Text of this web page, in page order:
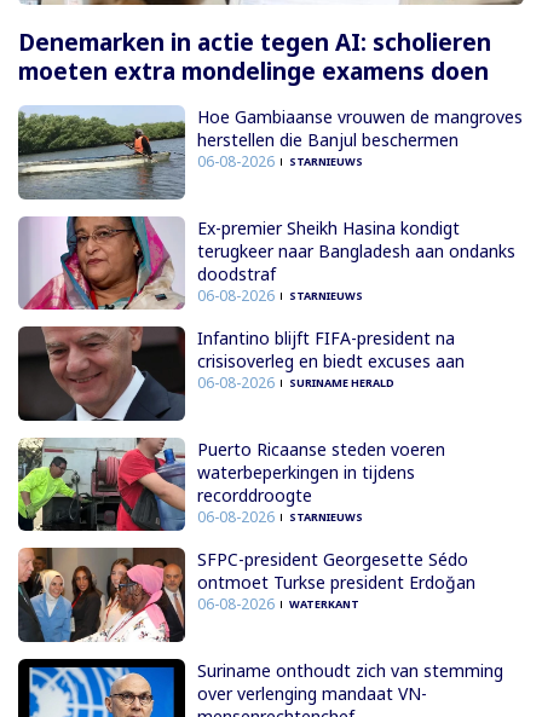
Denemarken in actie tegen AI: scholieren
moeten extra mondelinge examens doen
Hoe Gambiaanse vrouwen de mangroves
herstellen die Banjul beschermen
06-08-2026 STARNIEUWS
Ex-premier Sheikh Hasina kondigt
terugkeer naar Bangladesh aan ondanks
doodstraf
06-08-2026 STARNIEUWS
Infantino blijft FIFA-president na
crisisoverleg en biedt excuses aan
06-08-2026 SURINAME HERALD
Puerto Ricaanse steden voeren
waterbeperkingen in tijdens
recorddroogte
06-08-2026 STARNIEUWS
SFPC-president Georgesette Sédo
ontmoet Turkse president Erdoğan
06-08-2026 WATERKANT
Suriname onthoudt zich van stemming
over verlenging mandaat VN-